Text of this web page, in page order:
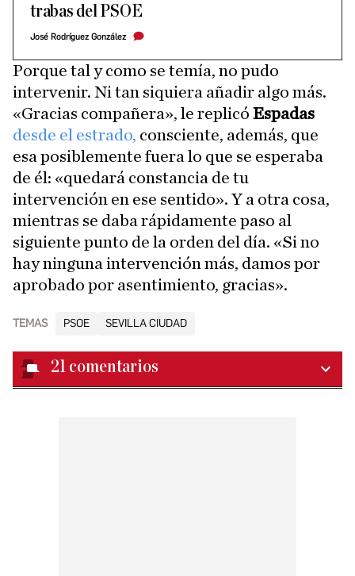
trabas del PSOE
José Rodríguez González
Porque tal y como se temía, no pudo
intervenir. Ni tan siquiera añadir algo más.
«Gracias compañera», le replicó Espadas
desde el estrado, consciente, además, que
esa posiblemente fuera lo que se esperaba
de él: «quedará constancia de tu
intervención en ese sentido». Y a otra cosa,
mientras se daba rápidamente paso al
siguiente punto de la orden del día. «Si no
hay ninguna intervención más, damos por
aprobado por asentimiento, gracias».
TEMAS PSOE SEVILLA CIUDAD
21 comentarios